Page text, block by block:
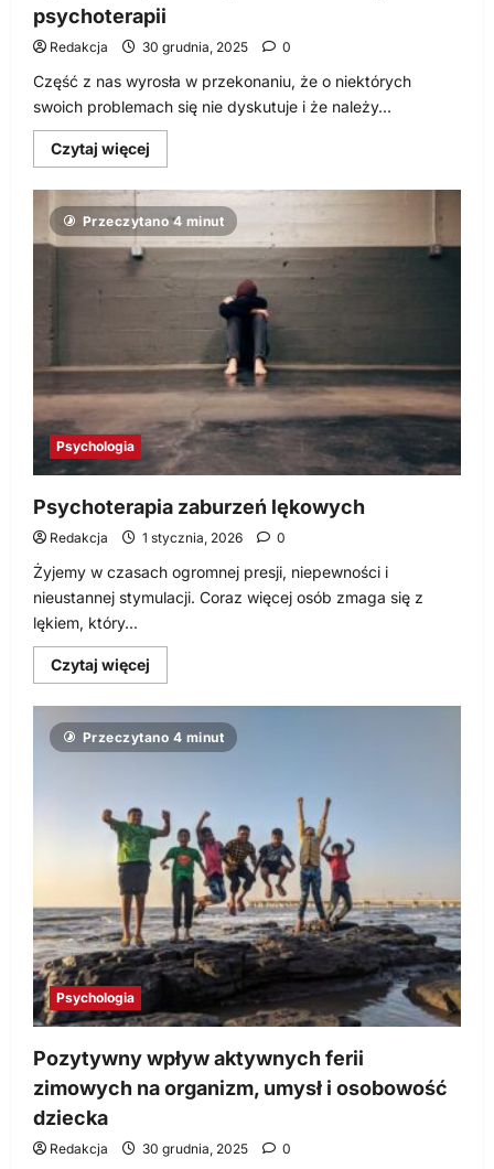
psychoterapii
Redakcja 30 grudnia, 2025 0
Część z nas wyrosła w przekonaniu, że o niektórych
swoich problemach się nie dyskutuje i że należy...
Czytaj więcej
się
o
5
powodów,
dla
których
skorzystać
psychoterapii
Przeczytano 4 minut
Psychologia
Psychoterapia zaburzeń lękowych
Redakcja 1 stycznia, 2026 0
Żyjemy w czasach ogromnej presji, niepewności i
nieustannej stymulacji. Coraz więcej osób zmaga się z
lękiem, który...
Czytaj więcej
się
o
Psychoterapia
zaburzeń
lękowych
Przeczytano 4 minut
Psychologia
Pozytywny wpływ aktywnych ferii
zimowych na organizm, umysł i osobowość
dziecka
Redakcja 30 grudnia, 2025 0